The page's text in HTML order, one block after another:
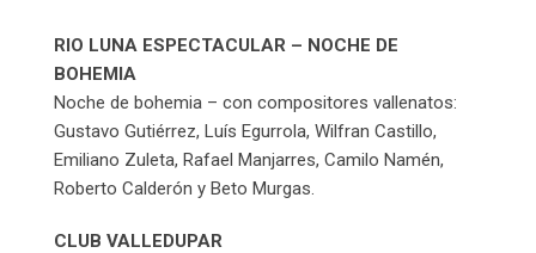
RIO LUNA ESPECTACULAR – NOCHE DE
BOHEMIA
Noche de bohemia – con compositores vallenatos:
Gustavo Gutiérrez, Luís Egurrola, Wilfran Castillo,
Emiliano Zuleta, Rafael Manjarres, Camilo Namén,
Roberto Calderón y Beto Murgas.
CLUB VALLEDUPAR